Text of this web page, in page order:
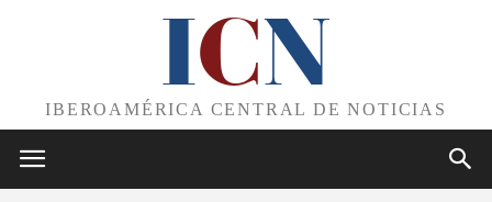
ICN
IBEROAMÉRICA CENTRAL DE NOTICIAS